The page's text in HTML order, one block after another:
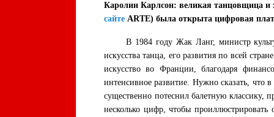
Каролин Карлсон: великая танцовщица и
сайте ARTE) была открыта цифровая
В 1984 году Жак Ланг, министр
искусства танца, его развития по всей
искусство во Франции, благодаря
интенсивное развитие. Нужно сказать, что
существенно потеснил балетную классику,
несколько цифр, чтобы проиллюстрировать